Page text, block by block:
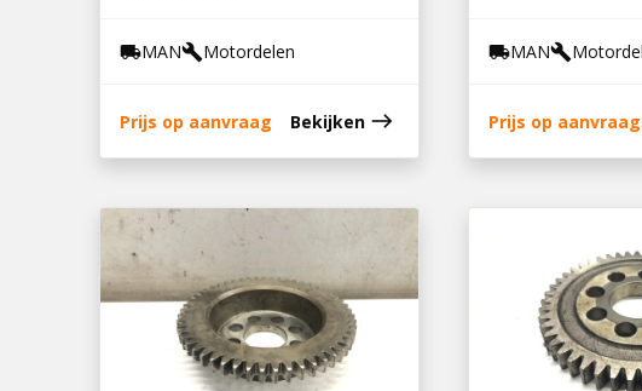
local_shippingMANbuildMotordelen
Prijs op aanvraag Bekijken east
local_shippingMANbuild
Prijs op aanvraag